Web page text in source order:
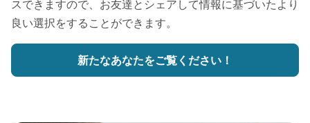
スできますので、お友達とシェアして情報に基づいたより
良い選択をすることができます。
新たなあなたをご覧ください！